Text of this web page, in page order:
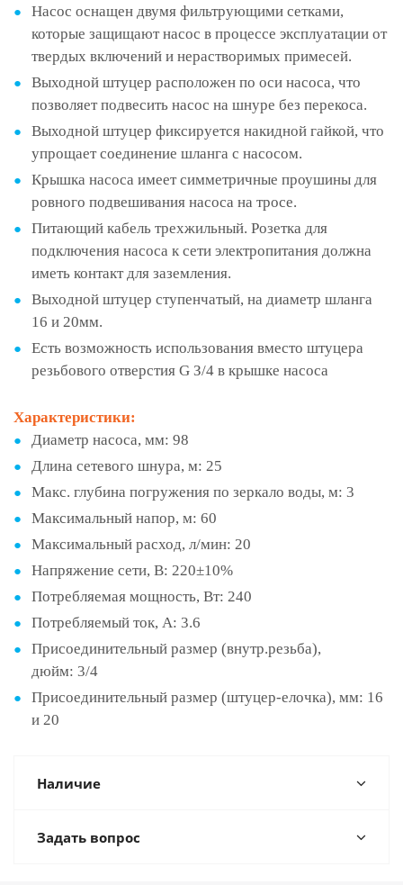
Насос оснащен двумя фильтрующими сетками,
которые защищают насос в процессе эксплуатации от
твердых включе­ний и нерастворимых примесей.
Выходной штуцер расположен по оси насоса, что
позволяет подвесить насос на шнуре без перекоса.
Выходной штуцер фиксируется накидной гайкой, что
упрощает соединение шланга с насосом.
Крышка насоса имеет симметричные проушины для
ровного подвешивания насоса на тросе.
Питающий кабель трехжильный. Розетка для
подключения насоса к сети электропитания должна
иметь контакт для заземления.
Выходной штуцер ступенчатый, на диаметр шланга
16 и 20мм.
Есть возможность использования вместо штуцера
резьбовoго отверстия G З/4 в крышке насоса
Характеристики:
Диаметр насоса, мм: 98
Длина сетевого шнура, м: 25
Макс. глубина погружения по зеркало воды, м: 3
Максимальный напор, м: 60
Максимальный расход, л/мин: 20
Напряжение сети, В: 220±10%
Потребляемая мощность, Вт: 240
Потребляемый ток, А: 3.6
Присоединительный размер (внутр.резьба),
дюйм: 3/4
Присоединительный размер (штуцер-елочка), мм: 16
и 20
Наличие
Задать вопрос